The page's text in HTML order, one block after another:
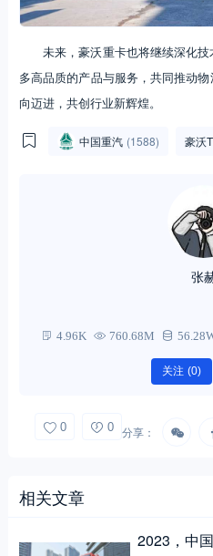
未来，豪沃重卡也将继续深化
多高品质的产品与服务，共同推动
向迈进，共创行业新辉煌。
中国重汽 (1588) 豪沃
张
4.96K 760.68M
关注 (0)
0 0 分享：
相关文章
2023，中